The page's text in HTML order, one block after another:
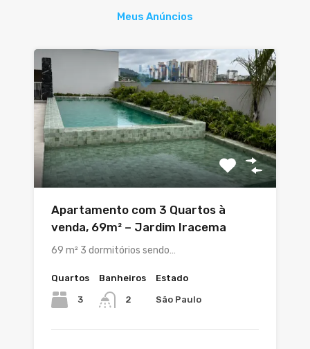
Meus Anúncios
Apartamento com 3 Quartos à
venda, 69m² – Jardim Iracema
69 m² 3 dormitórios sendo…
Quartos
3
Banheiros
2
Estado
São Paulo